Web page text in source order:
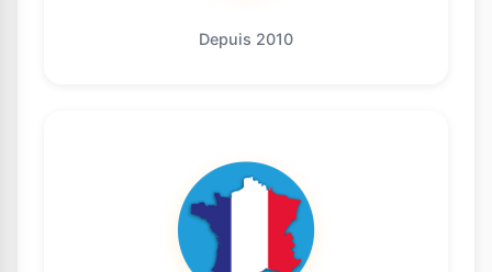
Depuis 2010